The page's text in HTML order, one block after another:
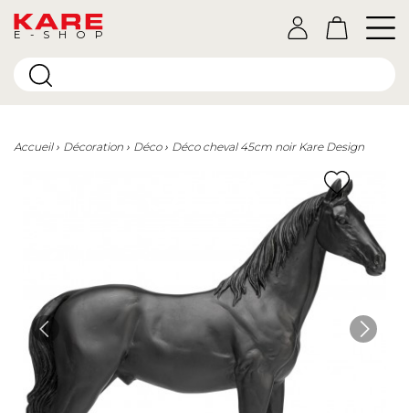
E-SHOP
Accueil Décoration Déco Déco cheval 45cm noir Kare Design